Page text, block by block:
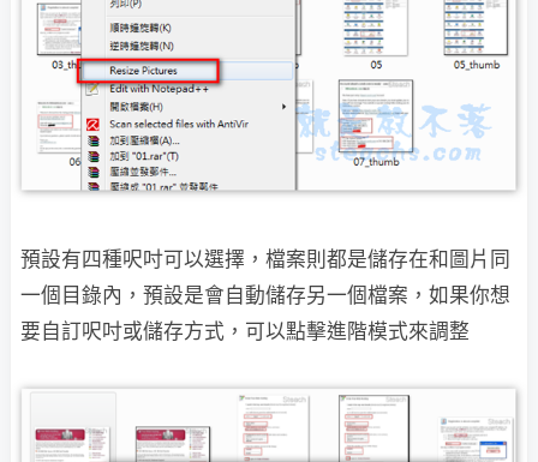
預設有四種呎吋可以選擇，檔案則都是儲存在和圖片同
一個目錄內，預設是會自動儲存另一個檔案，如果你想
要自訂呎吋或儲存方式，可以點擊進階模式來調整